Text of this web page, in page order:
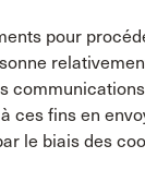
pour
ces fins en
le biais des